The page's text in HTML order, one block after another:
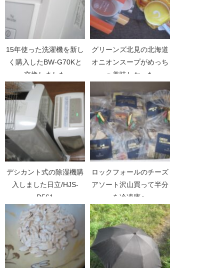
15年使った洗濯機を新し
く購入したBW-G70Kと
交換しました
グリーンズ北見の北海道
オニオンスープがめっち
ゃ美味しかった
デシカント式の除湿機購
入しました日立/HJS-
D561
ロックフォールのチーズ
アソート沢山買って半分
を冷凍庫へ